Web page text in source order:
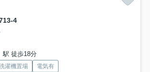
4
駅 徒歩18分
濯機置場 電気有